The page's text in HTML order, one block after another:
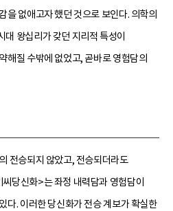
을 없애고자 했던 것으로 보인다. 의학의
왕십리가 갖던 지리적 특성이
해질 수밖에 없었고, 곧바로 영험담의
전승되지 않았고, 전승되더라도
당신화>는 좌정 내력담과 영험담이
다. 이러한 당신화가 전승 계보가 확실한